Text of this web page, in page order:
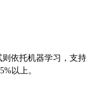
依托机器学习，支
以上。